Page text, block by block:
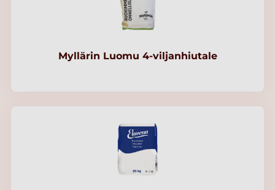
Myllärin Luomu 4-viljanhiutale